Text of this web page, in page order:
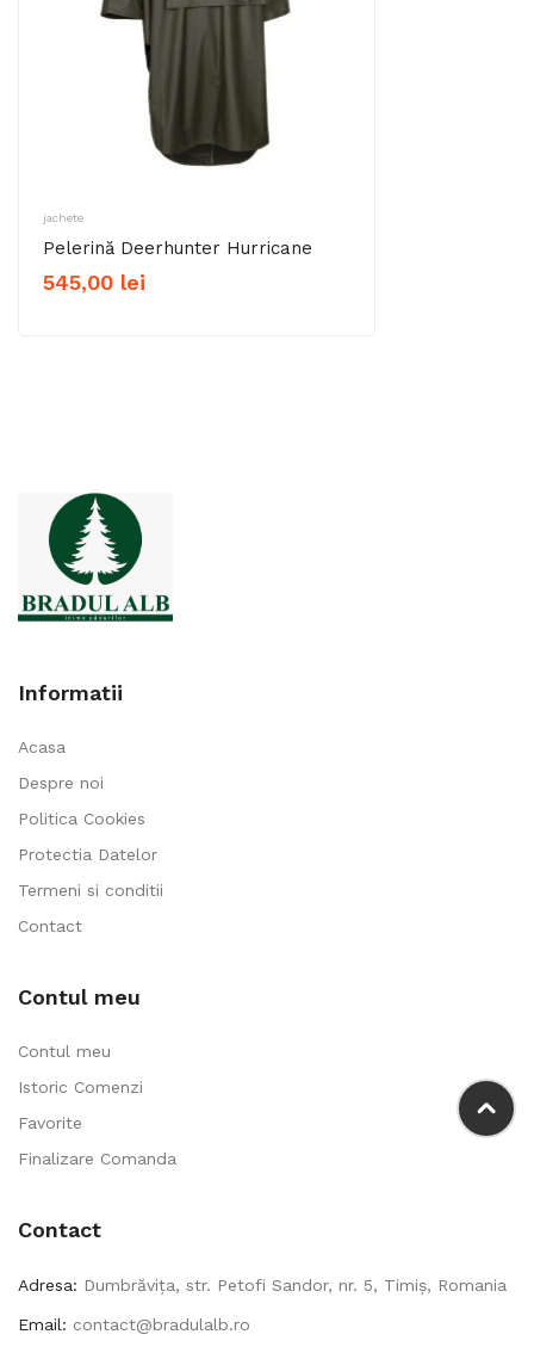
jachete
Pelerină Deerhunter Hurricane
545,00 lei
Informatii
Acasa
Despre noi
Politica Cookies
Protectia Datelor
Termeni si conditii
Contact
Contul meu
Contul meu
Istoric Comenzi
Favorite
Finalizare Comanda
Contact
Adresa: Dumbrăvița, str. Petofi Sandor, nr. 5, Timiș, Romania
Email: contact@bradulalb.ro